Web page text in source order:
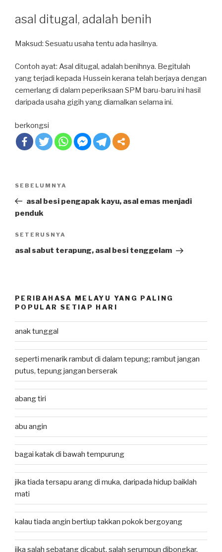
asal ditugal, adalah benih
Maksud: Sesuatu usaha tentu ada hasilnya.
Contoh ayat: Asal ditugal, adalah benihnya. Begitulah
yang terjadi kepada Hussein kerana telah berjaya dengan
cemerlang di dalam peperiksaan SPM baru-baru ini hasil
daripada usaha gigih yang diamalkan selama ini.
berkongsi
Previous
Post
SEBELUMNYA
asal besi pengapak kayu, asal emas menjadi
penduk
Next
Post
SETERUSNYA
asal sabut terapung, asal besi tenggelam
PERIBAHASA MELAYU YANG PALING
POPULAR SETIAP HARI
anak tunggal
seperti menarik rambut di dalam tepung; rambut jangan
putus, tepung jangan berserak
abang tiri
abu angin
bagai katak di bawah tempurung
jika tiada tersapu arang di muka, daripada hidup baiklah
mati
kalau tiada angin bertiup takkan pokok bergoyang
jika salah sebatang dicabut, salah serumpun dibongkar,